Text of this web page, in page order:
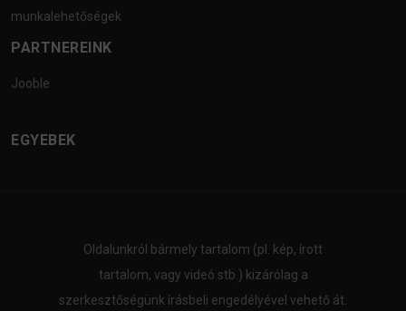
munkalehetőségek
PARTNEREINK
Jooble
EGYEBEK
Oldalunkról bármely tartalom (pl. kép, írott
tartalom, vagy videó stb.) kizárólag a
szerkesztőségünk írásbeli engedélyével vehető át.